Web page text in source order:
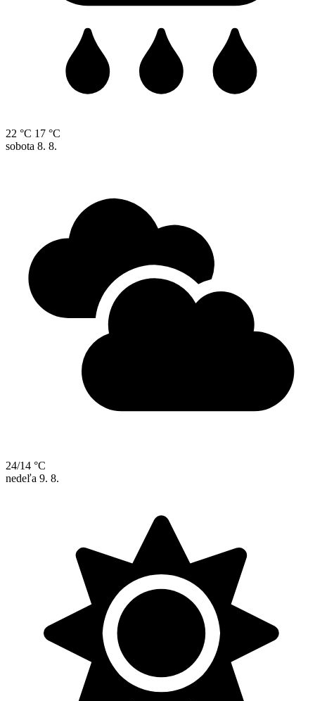
22 °C 17 °C
sobota 8. 8.
24/14 °C
nedeľa 9. 8.